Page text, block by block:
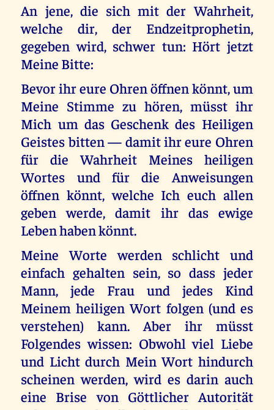
An jene, die sich mit der Wahrheit,
welche dir, der Endzeitprophetin,
gegeben wird, schwer tun: Hört jetzt
Meine Bitte:
Bevor ihr eure Ohren öffnen könnt, um
Meine Stimme zu hören, müsst ihr
Mich um das Geschenk des Heiligen
Geistes bitten — damit ihr eure Ohren
für die Wahrheit Meines heiligen
Wortes und für die Anweisungen
öffnen könnt, welche Ich euch allen
geben werde, damit ihr das ewige
Leben haben könnt.
Meine Worte werden schlicht und
einfach gehalten sein, so dass jeder
Mann, jede Frau und jedes Kind
Meinem heiligen Wort folgen (und es
verstehen) kann. Aber ihr müsst
Folgendes wissen: Obwohl viel Liebe
und Licht durch Mein Wort hindurch
scheinen werden, wird es darin auch
eine Brise von Göttlicher Autorität